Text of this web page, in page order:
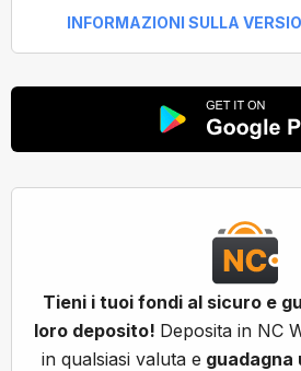
INFORMAZIONI SULLA
Tieni i tuoi fondi al sicuro e
loro deposito! Deposita in NC
in qualsiasi valuta e guadagna